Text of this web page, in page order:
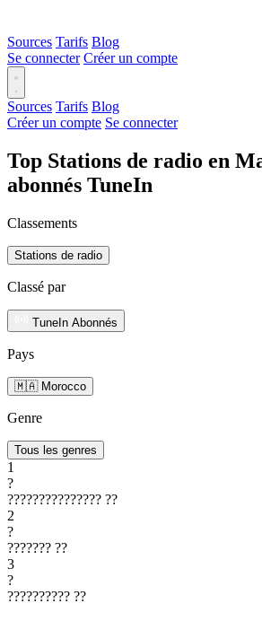
Sources Tarifs Blog
Se connecter Créer un compte
Sources Tarifs Blog
Créer un compte Se connecter
Top Stations de radio en
abonnés TuneIn
Classements
Stations de radio
Classé par
TuneIn Abonnés
Pays
🇲🇦 Morocco
Genre
Tous les genres
1
?
??????????????? ??
2
?
??????? ??
3
?
?????????? ??